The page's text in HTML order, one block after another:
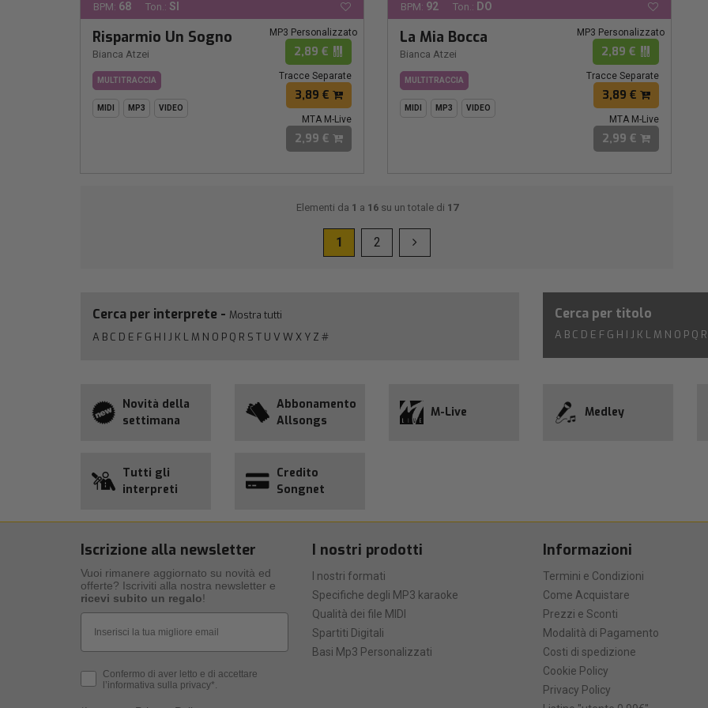
BPM: 68 Ton.: SI
Risparmio Un Sogno
Bianca Atzei
MULTITRACCIA
MIDI MP3 VIDEO
MP3 Personalizzato
2,89 €
Tracce Separate
3,89 €
MTA M-Live
2,99 €
BPM: 92 Ton.: DO
La Mia Bocca
Bianca Atzei
MULTITRACCIA
MIDI MP3 VIDEO
MP3 Personalizzato
2,89 €
Tracce Separate
3,89 €
MTA M-Live
2,99 €
Elementi da 1 a 16su un totale di 17
1 2
Cerca per interprete - Mostra tutti
A B C D E F G H I J K L M N O P Q R S T U V W X Y Z #
Cerca per titolo
A B C D E F G H I J K L M N O P Q R
Novità della
settimana
Abbonamento
Allsongs
M-Live Medley
Tutti gli
interpreti
Credito
Songnet
Iscrizione alla newsletter
Vuoi rimanere aggiornato su novità ed
offerte? Iscriviti alla nostra newsletter e
ricevi subito un regalo!
Privacy Policy
Confermo di aver letto e di accettare
l’informativa sulla privacy*.
I nostri prodotti
I nostri formati
Specifiche degli MP3 karaoke
Qualità dei file MIDI
Spartiti Digitali
Basi Mp3 Personalizzati
Informazioni
Termini e Condizioni
Come Acquistare
Prezzi e Sconti
Modalità di Pagamento
Costi di spedizione
Cookie Policy
Privacy Policy